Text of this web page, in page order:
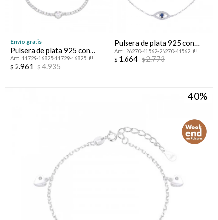
Envío gratis
Pulsera de plata 925 con
circonias.
11729-16825-11729-16825
$ 2.961 $4.935
Pulsera de plata 925 con
circonias, OJO TURCO.
26270-41562-26270-41562
$ 1.664 $2.773
40